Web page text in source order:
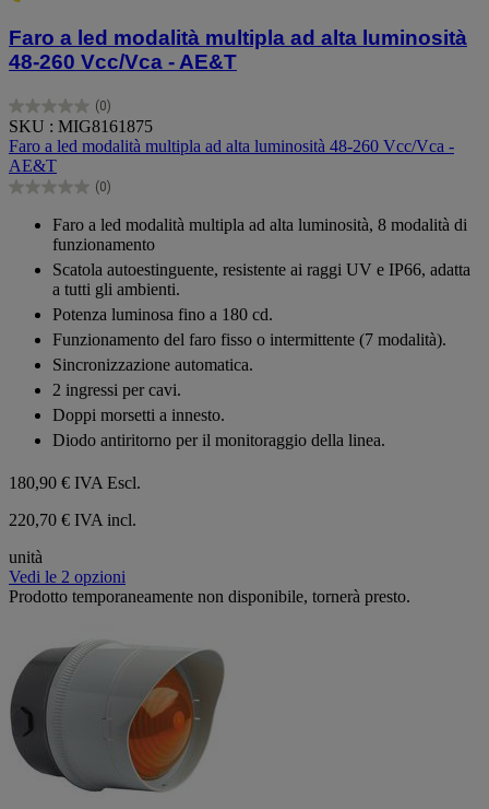
Faro a led modalità multipla ad alta luminosità
48-260 Vcc/Vca - AE&T
(0)
0.0
su
5
stelle.
SKU : MIG8161875
Faro a led modalità multipla ad alta luminosità 48-260 Vcc/Vca -
AE&T
(0)
0.0
Faro a led modalità multipla ad alta luminosità, 8 modalità di
funzionamento
Scatola autoestinguente, resistente ai raggi UV e IP66, adatta
a tutti gli ambienti.
Potenza luminosa fino a 180 cd.
Funzionamento del faro fisso o intermittente (7 modalità).
Sincronizzazione automatica.
2 ingressi per cavi.
Doppi morsetti a innesto.
Diodo antiritorno per il monitoraggio della linea.
180,90 € IVA Escl.
220,70 € IVA incl.
unità
Vedi le 2 opzioni
Prodotto temporaneamente non disponibile, tornerà presto.